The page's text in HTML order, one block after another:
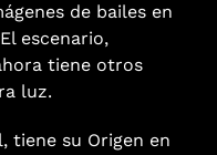
de bailes en
escenario,
tiene otros
luz.
tiene su Origen en